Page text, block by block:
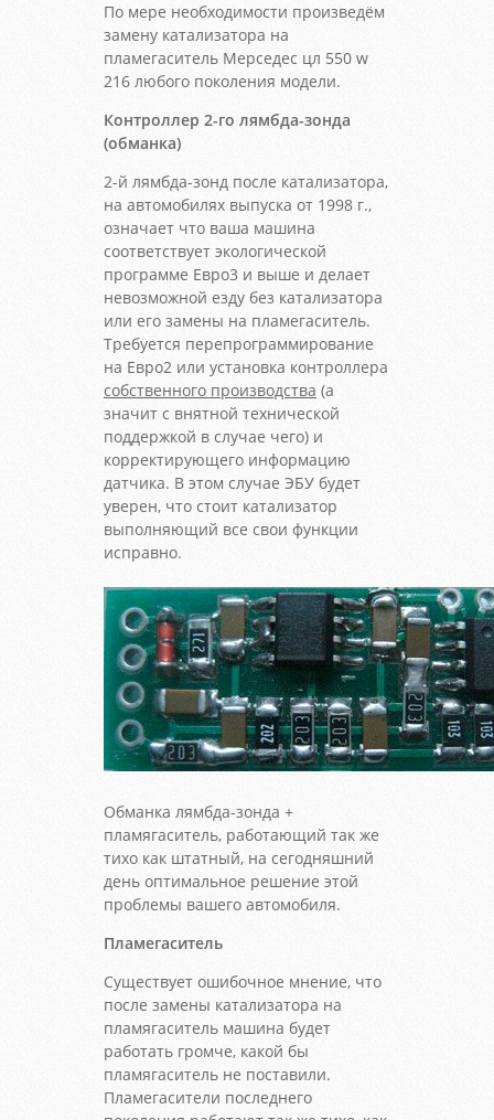
По мере необходимости произведём
замену катализатора на
пламегаситель Мерседес цл 550 w
216 любого поколения модели.
Контроллер 2-го лямбда-зонда
(обманка)
2-й лямбда-зонд после катализатора,
на автомобилях выпуска от 1998 г.,
означает что ваша машина
соответствует экологической
программе Евро3 и выше и делает
невозможной езду без катализатора
или его замены на пламегаситель.
Требуется перепрограммирование
на Евро2 или установка контроллера
собственного производства (а
значит с внятной технической
поддержкой в случае чего) и
корректирующего информацию
датчика. В этом случае ЭБУ будет
уверен, что стоит катализатор
выполняющий все свои функции
исправно.
Обманка лямбда-зонда +
пламягаситель, работающий так же
тихо как штатный, на сегодняшний
день оптимальное решение этой
проблемы вашего автомобиля.
Пламегаситель
Существует ошибочное мнение, что
после замены катализатора на
пламягаситель машина будет
работать громче, какой бы
пламягаситель не поставили.
Пламегасители последнего